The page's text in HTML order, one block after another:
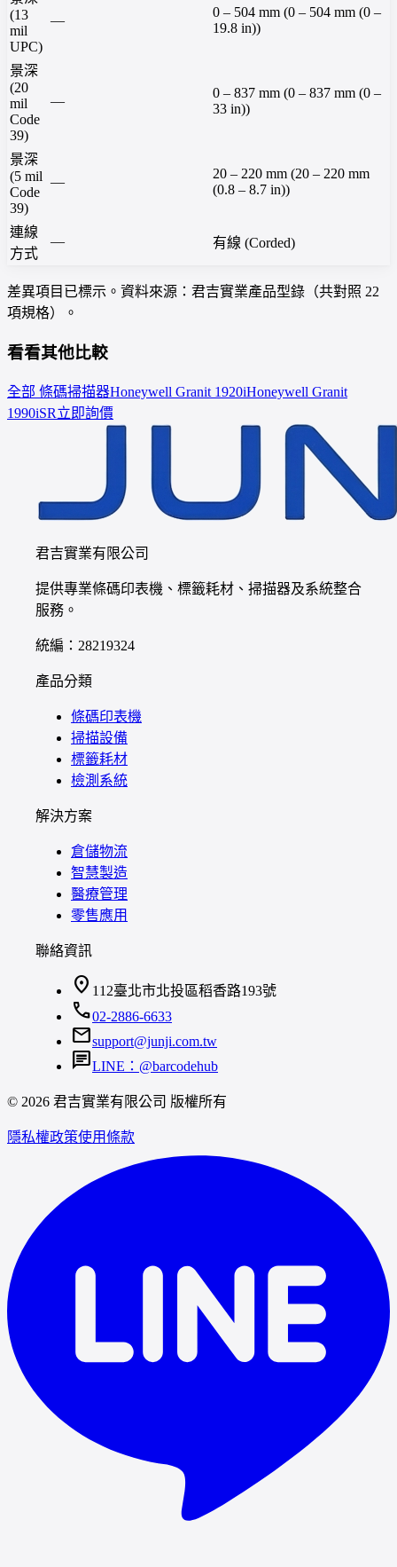
(13
mil
UPC)
—
0 – 504 mm (0 – 504 mm (0 –
19.8 in))
景深
(20
mil
Code
39)
—
0 – 837 mm (0 – 837 mm (0 –
33 in))
景深
(5 mil
Code
39)
—
20 – 220 mm (20 – 220 mm
(0.8 – 8.7 in))
連線
方式
— 有線 (Corded)
差異項目已標示。資料來源：君吉實業產品型錄（共對照 22
項規格）。
看看其他比較
全部 條碼掃描器Honeywell Granit 1920iHoneywell Granit
1990iSR立即詢價
君吉實業有限公司
提供專業條碼印表機、標籤耗材、掃描器及系統整合
服務。
統編：28219324
產品分類
條碼印表機
掃描設備
標籤耗材
檢測系統
解決方案
倉儲物流
智慧製造
醫療管理
零售應用
聯絡資訊
location_on 112臺北市北投區稻香路193號
call02-2886-6633
mailsupport@junji.com.tw
chatLINE：@barcodehub
© 2026 君吉實業有限公司 版權所有
隱私權政策使用條款